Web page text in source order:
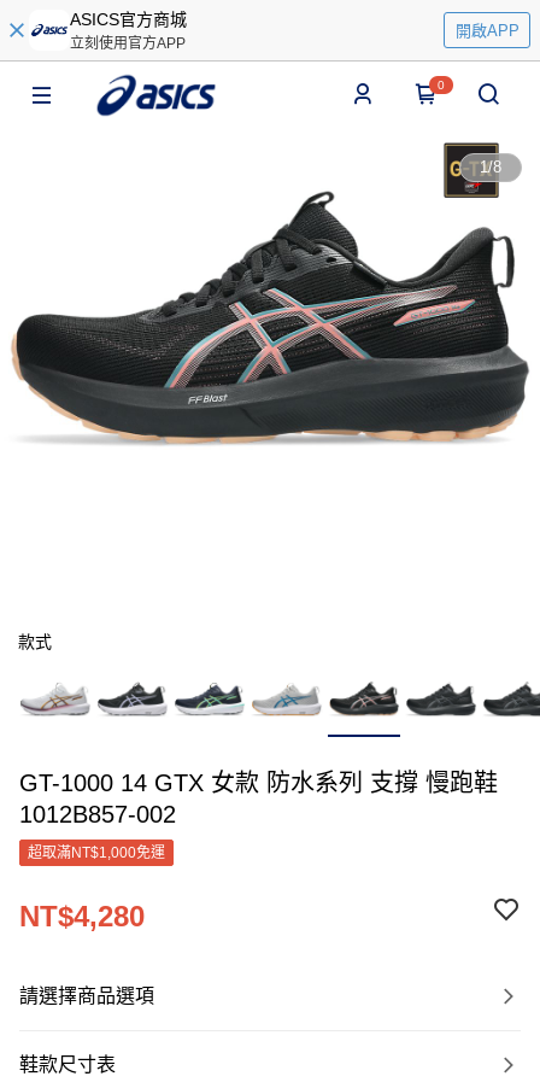
ASICS官方商城
立刻使用官方APP
開啟APP
0
1/8
款式
GT-1000 14 GTX 女款 防水系列 支撐 慢跑鞋
1012B857-002
超取滿NT$1,000免運
NT$4,280
請選擇商品選項
鞋款尺寸表